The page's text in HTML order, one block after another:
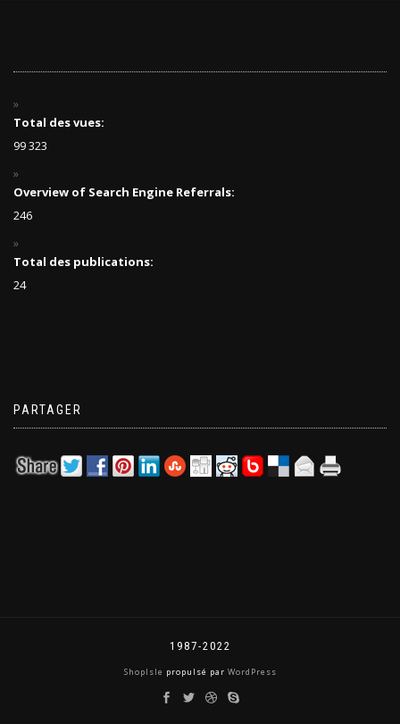
Total des vues:
99 323
Overview of Search Engine Referrals:
246
Total des publications:
24
PARTAGER
1987-2022
ShopIsle propulsé par WordPress